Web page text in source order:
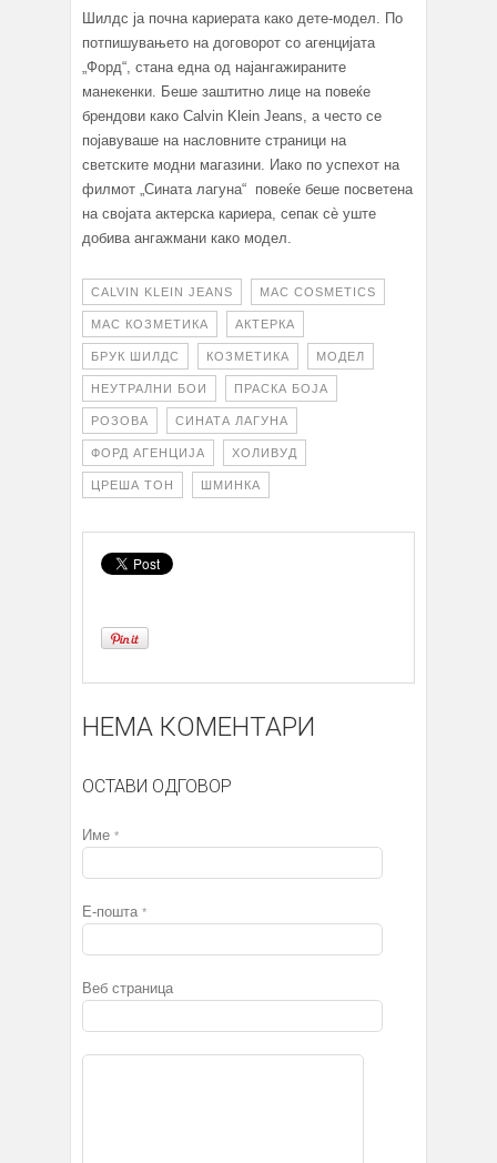
Шилдс ја почна кариерата како дете-модел. По
потпишувањето на договорот со агенцијата
„Форд“, стана една од најангажираните
манекенки. Беше заштитно лице на повеќе
брендови како Calvin Klein Jeans, а често се
појавуваше на насловните страници на
светските модни магазини. Иако по успехот на
филмот „Сината лагуна“ повеќе беше посветена
на својата актерска кариера, сепак сè уште
добива ангажмани како модел.
CALVIN KLEIN JEANS MAC COSMETICS
MAC КОЗМЕТИКА АКТЕРКА
БРУК ШИЛДС КОЗМЕТИКА МОДЕЛ
НЕУТРАЛНИ БОИ ПРАСКА БОЈА
РОЗОВА СИНАТА ЛАГУНА
ФОРД АГЕНЦИЈА ХОЛИВУД
ЦРЕША ТОН ШМИНКА
НЕМА КОМЕНТАРИ
ОСТАВИ ОДГОВОР
Име *
Е-пошта *
Веб страница